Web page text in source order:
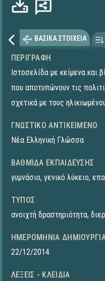
ΒΑΣΙΚΑ ΣΤΟΙΧΕΙΑ
ΠΕΡΙΓΡΑΦΉ
Ιστοσελίδα με κείμενα και
που αποτυπώνουν τις
σχετικά με τους
ΓΝΩΣΤΙΚΌ ΑΝΤΙΚΕΊΜΕΝΟ
Νέα Ελληνική Γλώσσα
ΒΑΘΜΊΔΑ ΕΚΠΑΊΔΕΥΣΗΣ
γυμνάσιο, γενικό λύκειο,
ΤΎΠΟΣ
ανοιχτή δραστηριότητα,
ΗΜΕΡΟΜΗΝΊΑ
22/12/2014
ΛΈΞΕΙΣ - ΚΛΕΙΔΙΆ